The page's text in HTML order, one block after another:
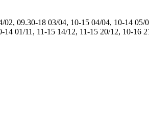
02, 09.30-18 03/04, 10-15 04/04, 10-14 05/
14 01/11, 11-15 14/12, 11-15 20/12, 10-16